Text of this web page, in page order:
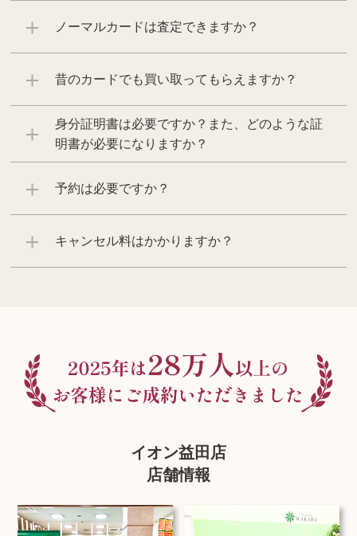
ノーマルカードは査定できますか？
昔のカードでも買い取ってもらえますか？
身分証明書は必要ですか？また、どのような証
明書が必要になりますか？
予約は必要ですか？
キャンセル料はかかりますか？
イオン益田店
店舗情報